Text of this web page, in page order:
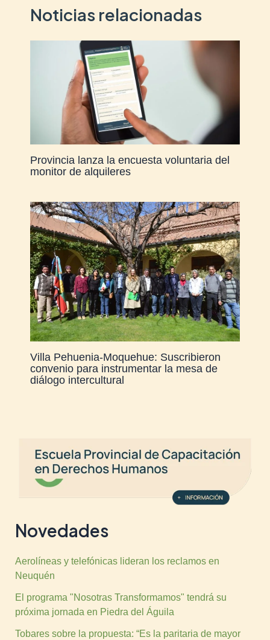
Noticias relacionadas
Provincia lanza la encuesta voluntaria del
monitor de alquileres
Villa Pehuenia-Moquehue: Suscribieron
convenio para instrumentar la mesa de
diálogo intercultural
Novedades
Aerolíneas y telefónicas lideran los reclamos en
Neuquén
El programa "Nosotras Transformamos" tendrá su
próxima jornada en Piedra del Águila
Tobares sobre la propuesta: “Es la paritaria de mayor